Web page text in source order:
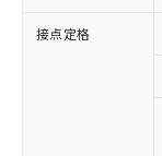
接点定格
本
商
(税
当
調査・確
非含有
非該当
害物質
仕入先
「○」：
基準値
「×」：